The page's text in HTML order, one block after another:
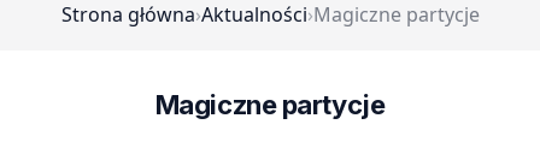
Strona główna›Aktualności›Magiczne partycje
Magiczne partycje